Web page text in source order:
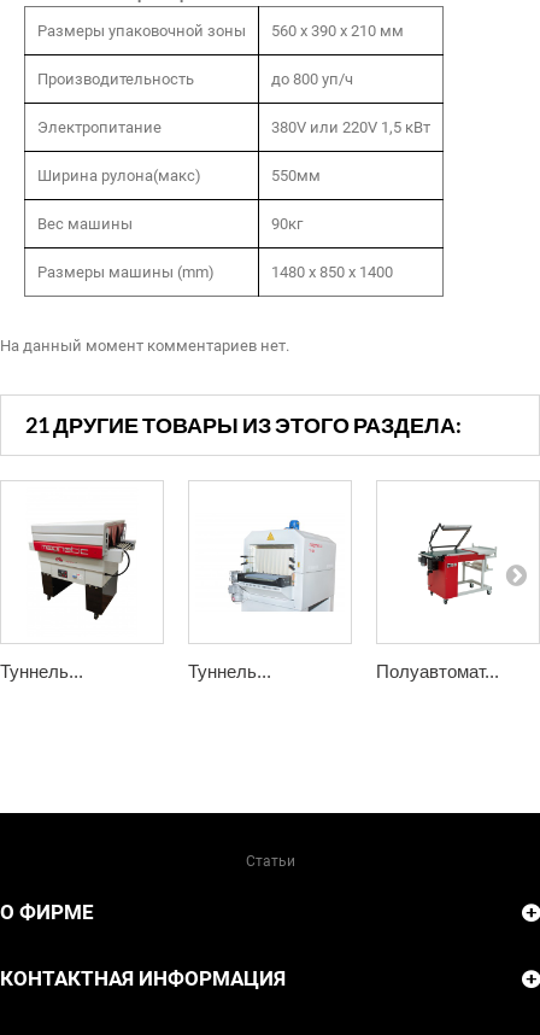
Размеры упаковочной зоны 560 x 390 x 210 мм
Производительность до 800 уп/ч
Электропитание 380V или 220V 1,5 кВт
Ширина рулона(макс) 550мм
Вес машины 90кг
Размеры машины (mm) 1480 х 850 х 1400
На данный момент комментариев нет.
21 ДРУГИЕ ТОВАРЫ ИЗ ЭТОГО РАЗДЕЛА:
Туннель... Туннель... Полуавтомат...
Статьи
О ФИРМЕ
КОНТАКТНАЯ ИНФОРМАЦИЯ